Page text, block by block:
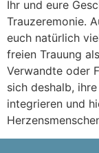
Ihr und eure
Trauzeremonie.
euch natürlich
freien Trauung
Verwandte oder
sich deshalb,
integrieren und